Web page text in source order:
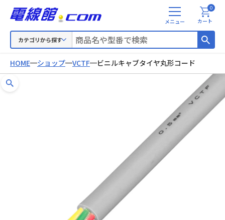
カテゴリから探す
メ
ニ
カート
0
HOME ショップ VCTF ビニルキャブタイヤ丸形コード